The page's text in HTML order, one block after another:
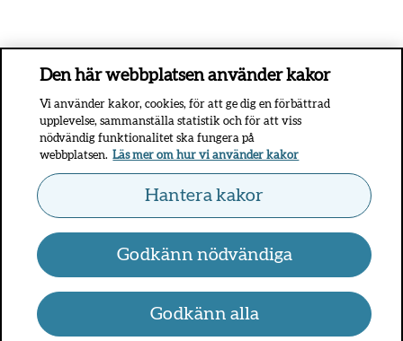
Den här webbplatsen använder kakor
Vi använder kakor, cookies, för att ge dig en förbättrad
upplevelse, sammanställa statistik och för att viss
nödvändig funktionalitet ska fungera på
webbplatsen. Läs mer om hur vi använder kakor
Hantera kakor
Godkänn nödvändiga
Godkänn alla